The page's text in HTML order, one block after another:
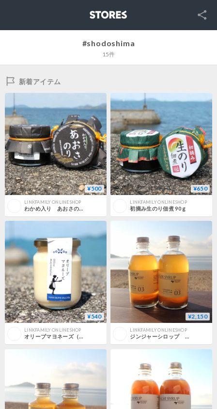
SNS
#shodoshima
15件
新着アイテム
¥500
LINKFAMILY ONLINESHOP
わかめ入り あおさのり 90g
¥650
LINKFAMILY ONLINESHOP
初摘み生のり佃煮 90ｇ
¥540
LINKFAMILY ONLINESHOP
オリーブマヨネーズ（85g）
¥2,150
LINKFAMILY ONLINESHOP
ジンジャーシロップ シトラス 300ml